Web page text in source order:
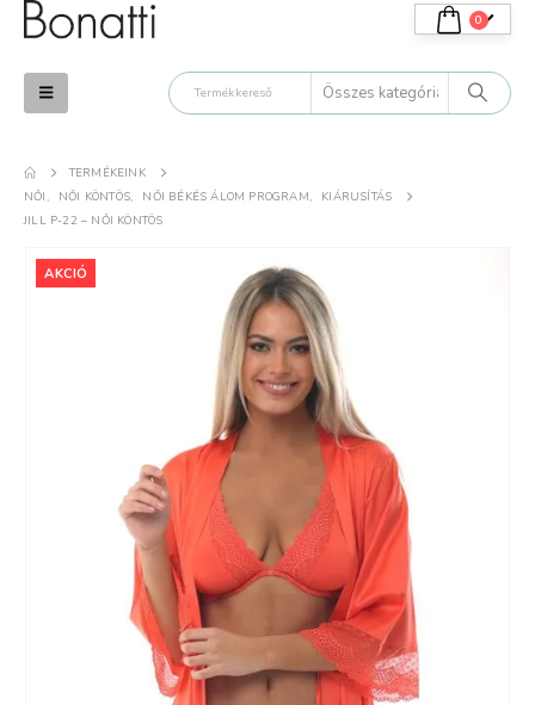
0
TERMÉKEINK
NŐI , NŐI KÖNTÖS, NŐI BÉKÉS ÁLOM PROGRAM,
KIÁRUSÍTÁS
JILL P-22 – NŐI KÖNTÖS
AKCIÓ
Még csak
próbáltam ki, de
K.T.
elégedett vagyok azokkal,
amiket vásároltam.